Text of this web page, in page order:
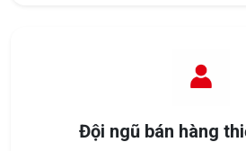
Đội ngũ bán hàng